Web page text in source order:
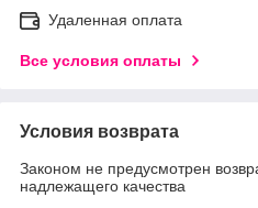
Удаленная оплата
Все условия оплаты
Условия возврата
Законом не предусмотрен
надлежащего качества